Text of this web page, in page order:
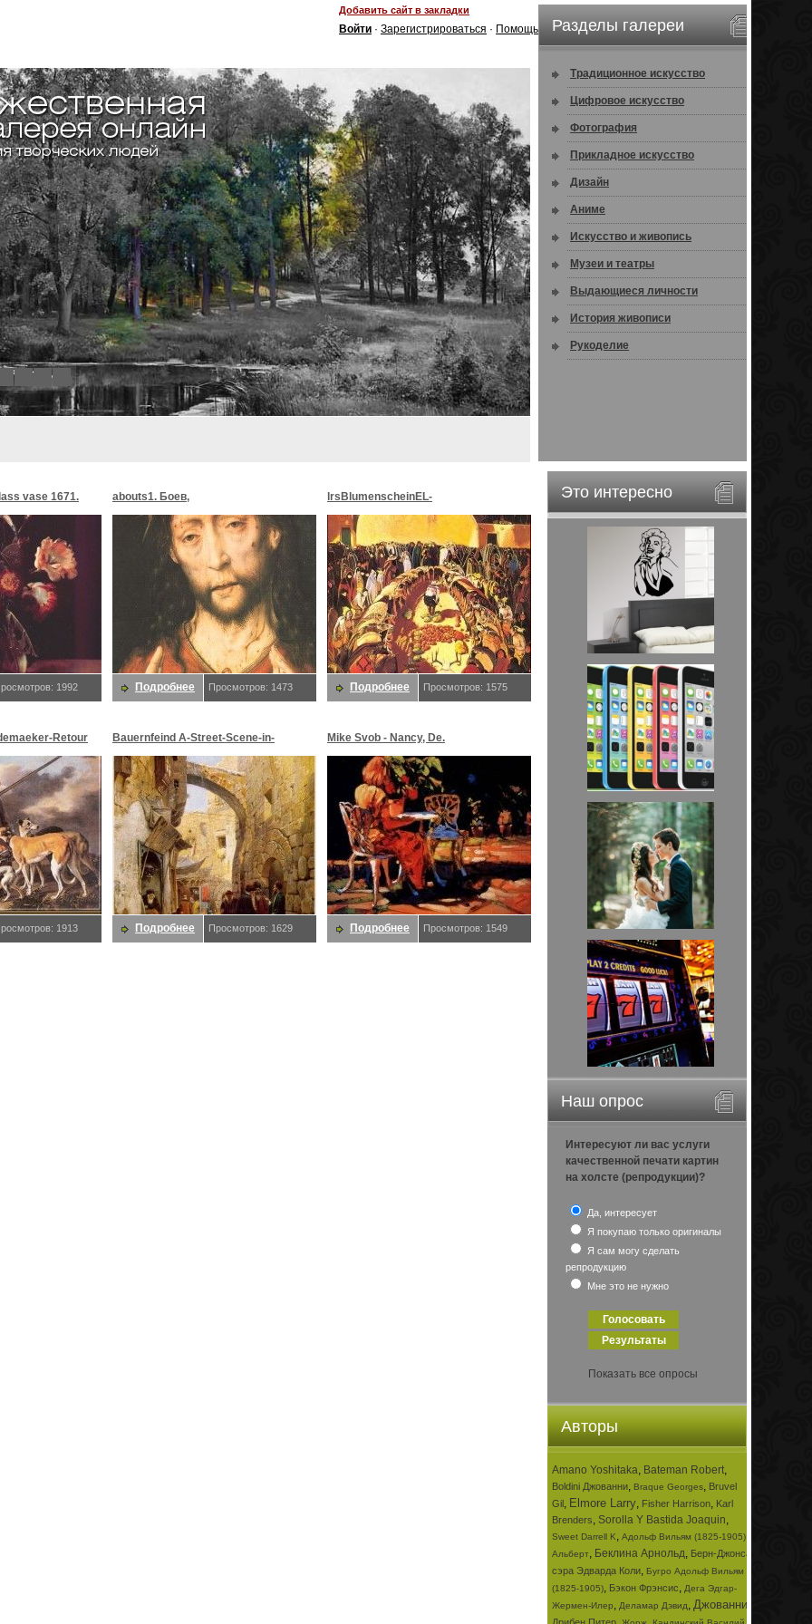
Добавить сайт в закладки
Войти · Зарегистрироваться · Помощь
8
Разделы галереи
Традиционное искусство
Цифровое искусство
Фотография
Прикладное искусство
Дизайн
Аниме
Искусство и живопись
Музеи и театры
Выдающиеся личности
История живописи
Рукоделие
Это интересно
Наш опрос
Интересуют ли вас услуги
качественной печати картин
на холсте (репродукции)?
Да, интересует
Я покупаю только оригиналы
Я сам могу сделать
репродукцию
Мне это не нужно
Показать все опросы
Авторы
Amano Yoshitaka, Bateman Robert,
Boldini Джованни, Braque Georges, Bruvel
Gil, Elmore Larry, Fisher Harrison, Karl
Brenders, Sorolla Y Bastida Joaquin,
Sweet Darrell K, Адольф Вильям (1825-1905)
Альберт, Беклина Арнольд, Берн-Джонса
сэра Эдварда Коли, Бугро Адольф Вильям
(1825-1905), Бэкон Фрэнсис, Дега Эдгар-
Жермен-Илер, Деламар Дэвид, Джованни
vase 1671.
1992
abouts1. Боев,
Подробнее Просмотров: 1473
lrsBlumenscheinEL-
MoonMorningstar&EveStar.
Blumenschein,
Подробнее Просмотров: 1575
Retour
1913
Bauernfeind A-Street-Scene-in-
Jerusalem-sj. Bauernfeind,
Подробнее Просмотров: 1629
Mike Svob - Nancy, De.
Подробнее Просмотров: 1549